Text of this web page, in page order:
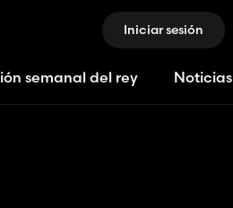
Iniciar sesión
semanal del rey Noticias